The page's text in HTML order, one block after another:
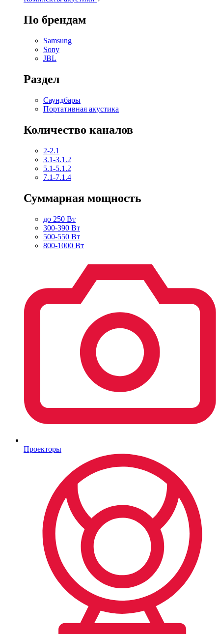
По брендам
Samsung
Sony
JBL
Раздел
Саундбары
Портативная акустика
Количество каналов
2-2.1
3.1-3.1.2
5.1-5.1.2
7.1-7.1.4
Суммарная мощность
до 250 Вт
300-390 Вт
500-550 Вт
800-1000 Вт
Проекторы